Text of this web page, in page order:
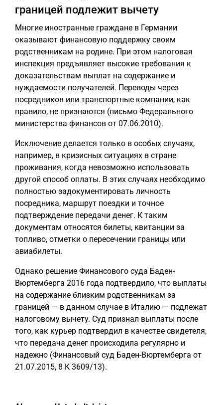
границей подлежит вычету
Многие иностранные граждане в Германии
оказывают финансовую поддержку своим
родственникам на родине. При этом налоговая
инспекция предъявляет высокие требования к
доказательствам выплат на содержание и
нуждаемости получателей. Переводы через
посредников или транспортные компании, как
правило, не признаются (письмо Федерального
министерства финансов от 07.06.2010).
Исключение делается только в особых случаях,
например, в кризисных ситуациях в стране
проживания, когда невозможно использовать
другой способ оплаты. В этих случаях необходимо
полностью задокументировать личность
посредника, маршрут поездки и точное
подтверждение передачи денег. К таким
документам относятся билеты, квитанции за
топливо, отметки о пересечении границы или
авиабилеты.
Однако решение Финансового суда Баден-
Вюртемберга 2016 года подтвердило, что выплаты
на содержание близким родственникам за
границей — в данном случае в Италию — подлежат
налоговому вычету. Суд признал выплаты после
того, как курьер подтвердил в качестве свидетеля,
что передача денег происходила регулярно и
надежно (Финансовый суд Баден-Вюртемберга от
21.07.2015, 8 K 3609/13).